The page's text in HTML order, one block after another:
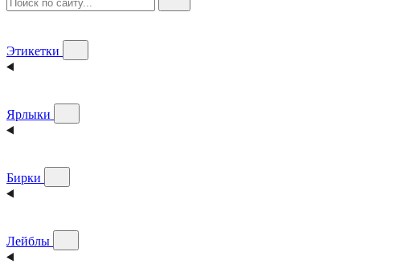
Этикетки
Ярлыки
Бирки
Лейблы